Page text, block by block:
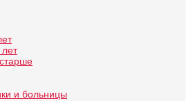
и больницы